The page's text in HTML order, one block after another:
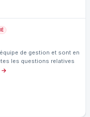
de gestion et sont en
les questions relatives
→